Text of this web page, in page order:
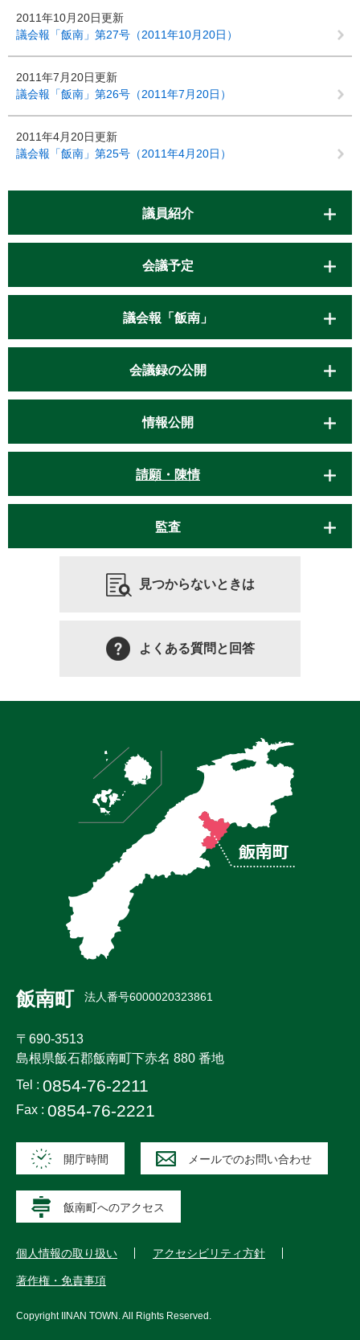
2011年10月20日更新
議会報「飯南」第27号（2011年10月20日）
2011年7月20日更新
議会報「飯南」第26号（2011年7月20日）
2011年4月20日更新
議会報「飯南」第25号（2011年4月20日）
議員紹介
会議予定
議会報「飯南」
会議録の公開
情報公開
請願・陳情
監査
見つからないときは
よくある質問と回答
飯南町 法人番号6000020323861
〒690-3513
島根県飯石郡飯南町下赤名 880 番地
Tel : 0854-76-2211
Fax : 0854-76-2221
開庁時間 メールでのお問い合わせ
飯南町へのアクセス
個人情報の取り扱い アクセシビリティ方針
著作権・免責事項
Copyright IINAN TOWN . All Rights Reserved.